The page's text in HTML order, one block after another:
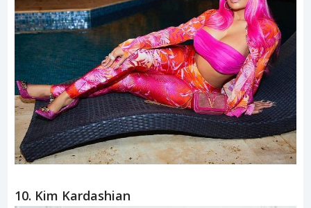
10. Kim Kardashian